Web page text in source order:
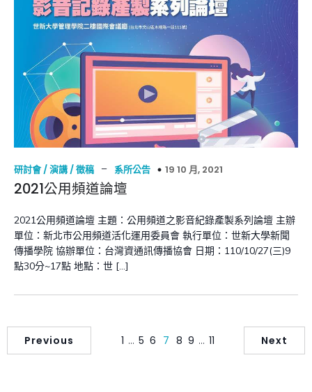
研討會 / 演講 / 徵稿 – 系所公告 19 10 月, 2021
2021公用頻道論壇
2021公用頻道論壇 主題：公用頻道之影音紀錄產製系列論壇 主辦
單位：新北市公用頻道活化運用委員會 執行單位：世新大學新聞
傳播學院 協辦單位：台灣資通訊傳播協會 日期：110/10/27(三)9
點30分~17點 地點：世 […]
Previous 1 … 5 6 7 8 9 … 11 Next